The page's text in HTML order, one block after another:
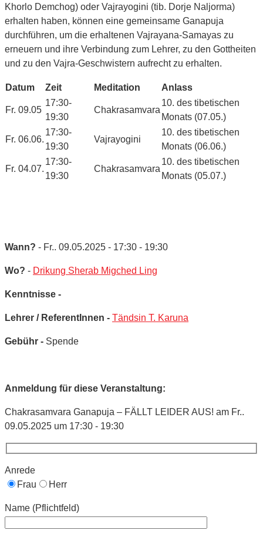
Khorlo Demchog) oder Vajrayogini (tib. Dorje Naljorma)
erhalten haben, können eine gemeinsame Ganapuja
durchführen, um die erhaltenen Vajrayana-Samayas zu
erneuern und ihre Verbindung zum Lehrer, zu den Gottheiten
und zu den Vajra-Geschwistern aufrecht zu erhalten.
Datum Zeit Meditation Anlass
Fr. 09.05
17:30-
19:30
Chakrasamvara
10. des tibetischen
Monats (07.05.)
Fr. 06.06.
17:30-
19:30
Vajrayogini
10. des tibetischen
Monats (06.06.)
Fr. 04.07.
17:30-
19:30
Chakrasamvara
10. des tibetischen
Monats (05.07.)
Wann? - Fr.. 09.05.2025 - 17:30 - 19:30
Wo? - Drikung Sherab Migched Ling
Kenntnisse -
Lehrer / ReferentInnen - Tändsin T. Karuna
Gebühr - Spende
Anmeldung für diese Veranstaltung:
Chakrasamvara Ganapuja – FÄLLT LEIDER AUS! am Fr..
09.05.2025 um 17:30 - 19:30
Anrede
Frau
Herr
Name (Pflichtfeld)